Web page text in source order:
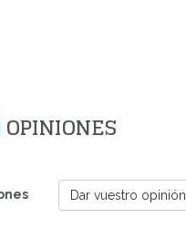
OPINIONES
Dar vuestro opinión